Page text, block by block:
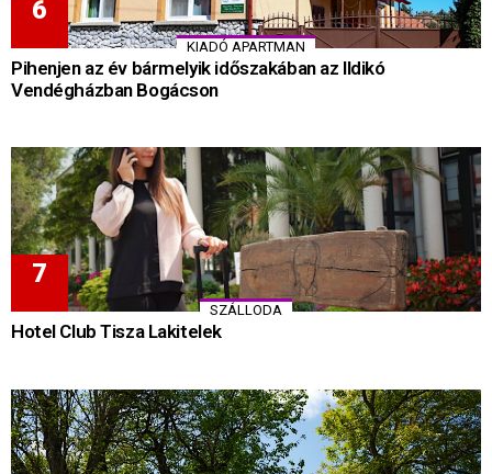
KIADÓ APARTMAN
Pihenjen az év bármelyik időszakában az Ildikó
Vendégházban Bogácson
SZÁLLODA
Hotel Club Tisza Lakitelek